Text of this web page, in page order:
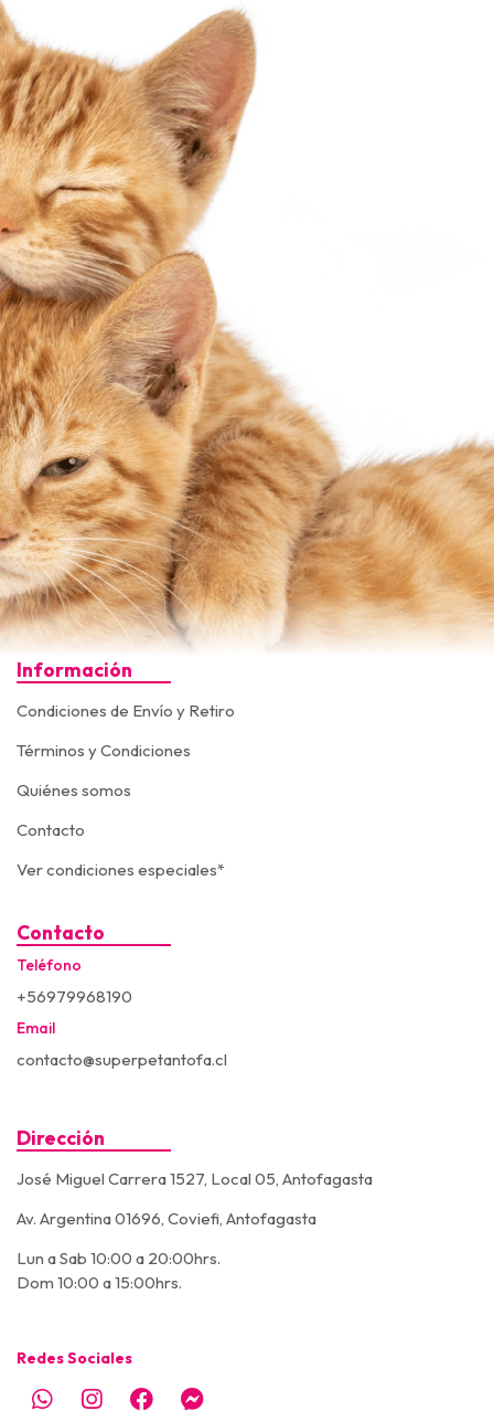
Información
Condiciones de Envío y Retiro
Términos y Condiciones
Quiénes somos
Contacto
Ver condiciones especiales*
Contacto
Teléfono
+56979968190
Email
contacto@superpetantofa.cl
Dirección
José Miguel Carrera 1527, Local 05, Antofagasta
Av. Argentina 01696, Coviefi, Antofagasta
Lun a Sab 10:00 a 20:00hrs.
Dom 10:00 a 15:00hrs.
Redes Sociales